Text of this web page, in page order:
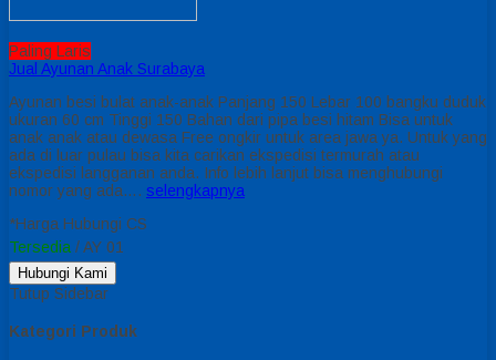
Paling Laris
Jual Ayunan Anak Surabaya
Ayunan besi bulat anak-anak Panjang 150 Lebar 100 bangku duduk
ukuran 60 cm Tinggi 150 Bahan dari pipa besi hitam Bisa untuk
anak anak atau dewasa Free ongkir untuk area jawa ya. Untuk yang
ada di luar pulau bisa kita carikan ekspedisi termurah atau
ekspedisi langganan anda. Info lebih lanjut bisa menghubungi
nomor yang ada…. selengkapnya
*Harga Hubungi CS
Tersedia / AY 01
Hubungi Kami
Tutup Sidebar
Kategori Produk